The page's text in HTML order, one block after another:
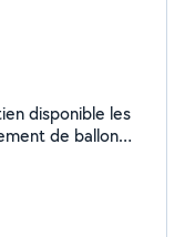
disponible les
de ballon
-
flotteur. -
bac à